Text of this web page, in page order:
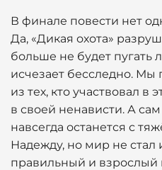
В финале повести нет
Да, «Дикая охота»
больше не будет пугать
исчезает бесследно.
из тех, кто участвовал в
в своей ненависти. А
навсегда останется с
Надежду, но мир не стал
правильный и взрослый